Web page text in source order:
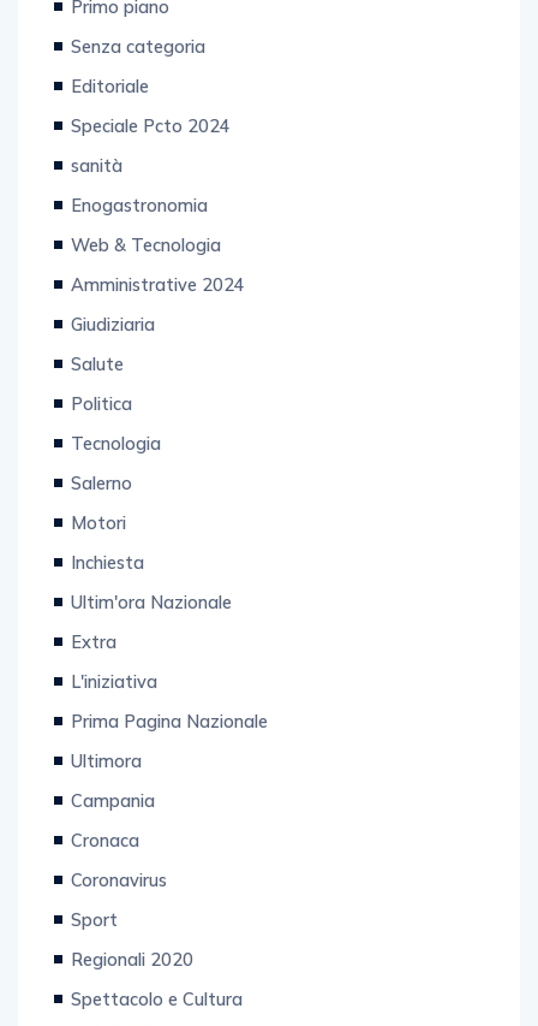
Primo piano
Senza categoria
Editoriale
Speciale Pcto 2024
sanità
Enogastronomia
Web & Tecnologia
Amministrative 2024
Giudiziaria
Salute
Politica
Tecnologia
Salerno
Motori
Inchiesta
Ultim'ora Nazionale
Extra
L'iniziativa
Prima Pagina Nazionale
Ultimora
Campania
Cronaca
Coronavirus
Sport
Regionali 2020
Spettacolo e Cultura